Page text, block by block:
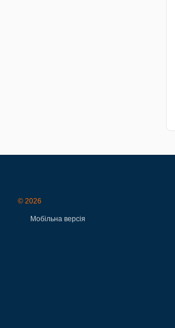
© 2026
Мобільна версія